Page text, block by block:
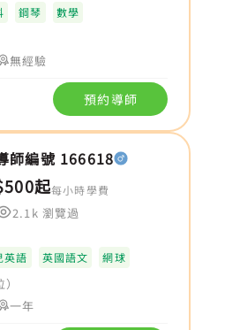
鋼琴 數學
無經驗
預約導師
師編號 166618
起每小時學費
2.1k 瀏覽過
英語 英國語文 網球
一年